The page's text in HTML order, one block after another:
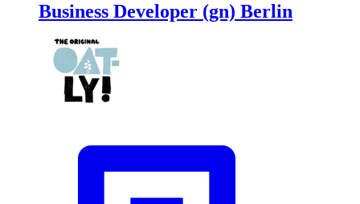
Business Developer (gn) Berlin